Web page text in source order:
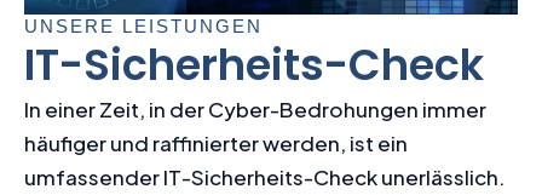
UNSERE LEISTUNGEN
IT-Sicherheits-Check
In einer Zeit, in der Cyber-Bedrohungen immer
häufiger und raffinierter werden, ist ein
umfassender IT-Sicherheits-Check unerlässlich.